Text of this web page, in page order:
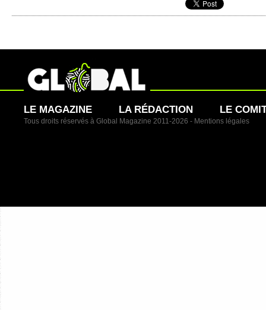
LE MAGAZINE LA RÉDACTION LE
Tous droits réservés à Global Magazine 2011-2026 - Mentions légales